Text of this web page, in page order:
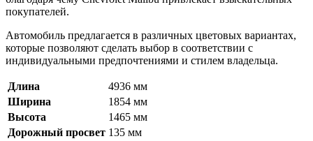
покупателей.
Автомобиль предлагается в различных цветовых вариантах,
которые позволяют сделать выбор в соответствии с
индивидуальными предпочтениями и стилем владельца.
Длина
4936 мм
Ширина
1854 мм
Высота
1465 мм
Дорожный просвет 135 мм